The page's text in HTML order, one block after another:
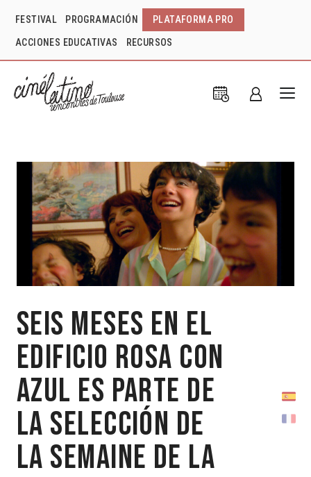
FESTIVAL PROGRAMACIÓN PLATAFORMA PRO
ACCIONES EDUCATIVAS RECURSOS
Seis meses en el
edificio rosa con
azul es parte de
la selección de
la Semaine de la